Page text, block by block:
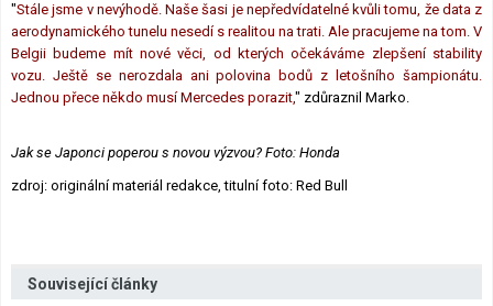
"Stále jsme v nevýhodě. Naše šasi je nepředvídatelné kvůli tomu, že data z
aerodynamického tunelu nesedí s realitou na trati. Ale pracujeme na tom. V
Belgii budeme mít nové věci, od kterých očekáváme zlepšení stability
vozu. Ještě se nerozdala ani polovina bodů z letošního šampionátu.
Jednou přece někdo musí Mercedes porazit," zdůraznil Marko.
Jak se Japonci poperou s novou výzvou? Foto: Honda
zdroj: originální materiál redakce, titulní foto: Red Bull
Související články